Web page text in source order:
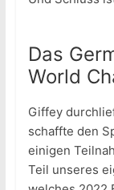
Das
World
Giffey
schaffte den
einigen
Teil unseres